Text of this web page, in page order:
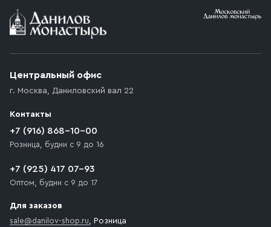
Условия доставки
возникают препятствия для подъезда автомобиля,
которое максимально близко к месту запланированной
движения. Если на территории места назначения
доставки предусмотрен платный въезд, то Покупателю
необходимо компенсировать стоимость въезда
Центральный офис
г. Москва, Даниловский вал 22
Контакты
+7 (916) 868-10-00
Розница, будни с 9 до 16
+7 (925) 417 07-93
Оптом, будни с 9 до 17
Для заказов
sale@danilov-shop.ru, Розница